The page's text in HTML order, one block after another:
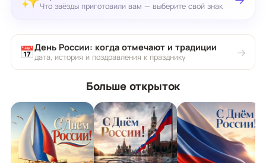
Что звёзды приготовили вам — выберите свой знак
📅День России: когда отмечают и традиции
дата, история и поздравления к празднику →
Больше открыток